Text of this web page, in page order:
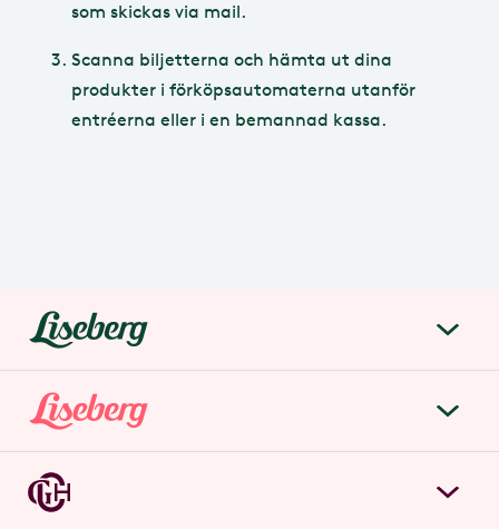
som skickas via mail.
Scanna biljetterna och hämta ut dina
produkter i förköpsautomaterna utanför
entréerna eller i en bemannad kassa.
liseberg.se
Om Liseberg
Kontakta oss
Lisebergsparken
Biljetter & priser